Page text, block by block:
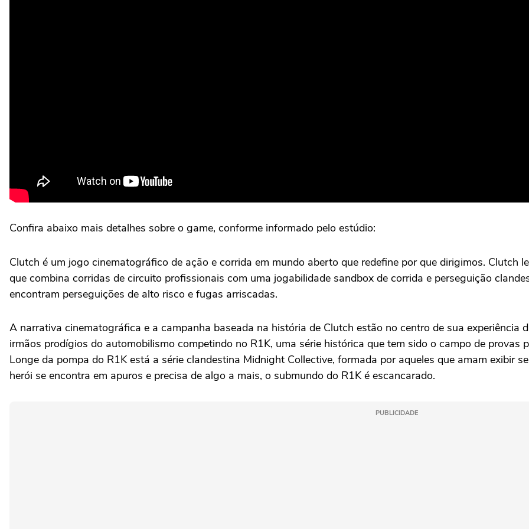
Confira abaixo mais detalhes sobre o game, conforme informado pelo estúdio:
Clutch é um jogo cinematográfico de ação e corrida em mundo aberto que redefine por que dirigimos. Clutch
que combina corridas de circuito profissionais com uma jogabilidade sandbox de corrida e perseguição
encontram perseguições de alto risco e fugas arriscadas.
A narrativa cinematográfica e a campanha baseada na história de Clutch estão no centro de sua experiência
irmãos prodígios do automobilismo competindo no R1K, uma série histórica que tem sido o campo de provas
Longe da pompa do R1K está a série clandestina Midnight Collective, formada por aqueles que amam exibir
herói se encontra em apuros e precisa de algo a mais, o submundo do R1K é escancarado.
PUBLICIDADE